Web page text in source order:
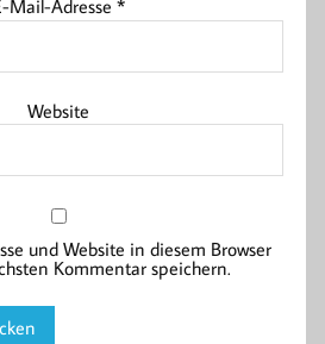
Mail-Adresse *
Website
und Website in diesem Browser
Kommentar speichern.